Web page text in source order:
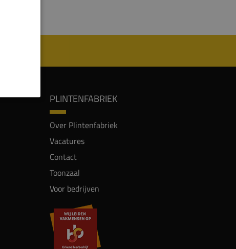
PLINTENFABRIEK
Over Plintenfabriek
Vacatures
Contact
Toonzaal
Voor bedrijven